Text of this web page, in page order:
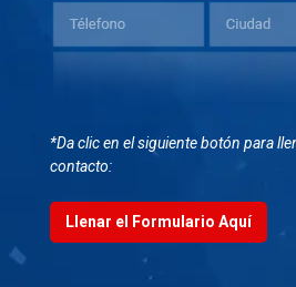
*Da clic en el siguiente botón para
contacto:
Llenar el Formulario Aquí